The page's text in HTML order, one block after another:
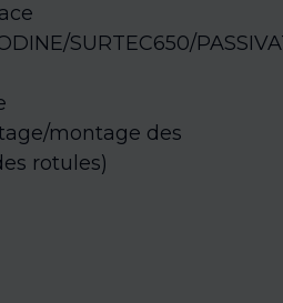
SURTEC650/
montage des
rotules)